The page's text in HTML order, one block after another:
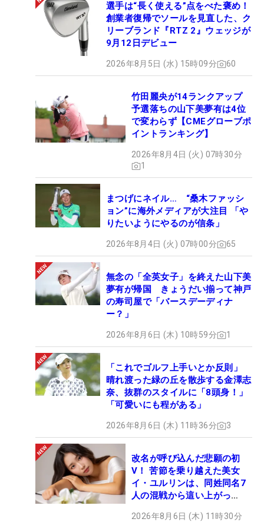
選手は“長く使える”点をべた褒め！
創業者復帰でソールを見直した、ク
リーブランド『RTZ 2』ウェッジが
9月12日デビュー
2026年8月5日 (水) 15時09分 60
竹田麗央が14ランクアップ
予選落ちの山下美夢有は4位
で変わらず【CMEグローブポ
イントランキング】
2026年8月4日 (火) 07時30分
1
まつげにネイル… “桑木ファッシ
ョン”に海外メディアが大注目 「や
りたいようにやるのが信条」
2026年8月4日 (火) 07時00分 65
無念の「全英女子」を終えた山下美
夢有が帰国 きょうだい揃って神戸
の寿司屋で「バースデーディナ
ー？」
2026年8月6日 (木) 10時59分 1
「これでゴルフ上手いとか反則」
晴れ渡った緑の丘を散歩する金澤志
奈、抜群のスタイルに「8頭身！」
「可愛いにも程がある」
2026年8月6日 (木) 11時36分 3
改名が呼び込んだ悲願の初
V！ 苦節を乗り越えた美女
イ・ユルリンは、同姓同名7
人の混戦から這い上がっ
2026年8月6日 (木) 11時30分